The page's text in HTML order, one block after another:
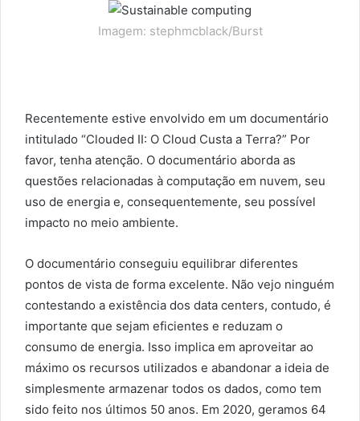
Imagem: stephmcblack/Burst
Recentemente estive envolvido em um documentário
intitulado “Clouded II: O Cloud Custa a Terra?” Por
favor, tenha atenção. O documentário aborda as
questões relacionadas à computação em nuvem, seu
uso de energia e, consequentemente, seu possível
impacto no meio ambiente.
O documentário conseguiu equilibrar diferentes
pontos de vista de forma excelente. Não vejo ninguém
contestando a existência dos data centers, contudo, é
importante que sejam eficientes e reduzam o
consumo de energia. Isso implica em aproveitar ao
máximo os recursos utilizados e abandonar a ideia de
simplesmente armazenar todos os dados, como tem
sido feito nos últimos 50 anos. Em 2020, geramos 64